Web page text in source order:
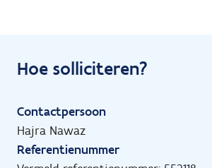
Hoe solliciteren?
Contactpersoon
Hajra Nawaz
Referentienummer